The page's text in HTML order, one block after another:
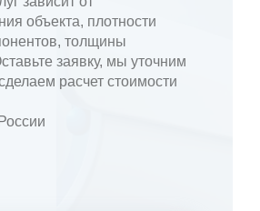
объекта, плотности
толщины
заявку, мы уточним
расчет стоимости